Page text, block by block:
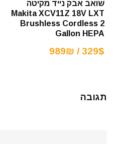
שואב אבק נייד מקיטה
Makita XCV11Z 18V LXT
Brushless Cordless 2
Gallon HEPA
329$ / 989₪
תגובה